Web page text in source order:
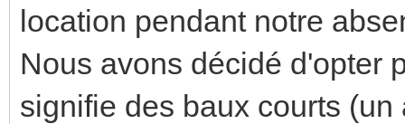
location pendant notre
Nous avons décidé d'opter
signifie des baux courts